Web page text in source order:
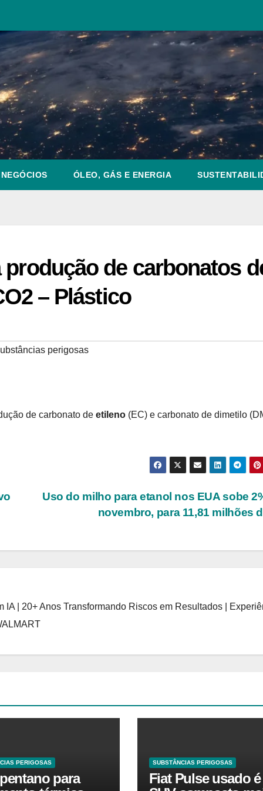
NEGÓCIOS ÓLEO, GÁS E ENERGIA
de carbonatos
– Plástico
perigosas
de carbonato de etileno (EC) e carbonato de dimetilo
Uso do milho para etanol nos EUA sobe
novembro, para 11,81 milhões
| 20+ Anos Transformando Riscos em Resultados |
PERIGOSAS
para
SUBSTÂNCIAS PERIGOSAS
Fiat Pulse usado é